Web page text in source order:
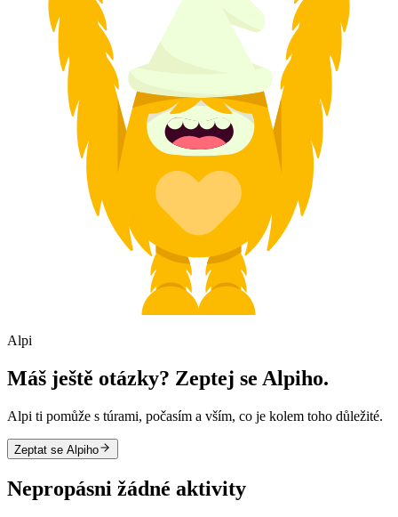
Alpi
Máš ještě otázky? Zeptej se Alpiho.
Alpi ti pomůže s túrami, počasím a vším, co je kolem toho důležité.
Zeptat se Alpiho
Nepropásni žádné aktivity